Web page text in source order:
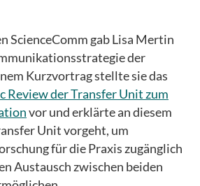
ScienceComm gab Lisa Mertin
der
Kurzvortrag stellte sie das
Review der Transfer Unit zum
vor und erklärte an diesem
Unit vorgeht, um
für die Praxis zugänglich
Austausch zwischen beiden